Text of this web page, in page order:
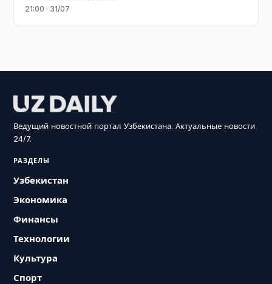
21:00 · 31/07
Ведущий новостной портал Узбекистана. Актуальные новости
24/7.
РАЗДЕЛЫ
Узбекистан
Экономика
Финансы
Технологии
Культура
Спорт